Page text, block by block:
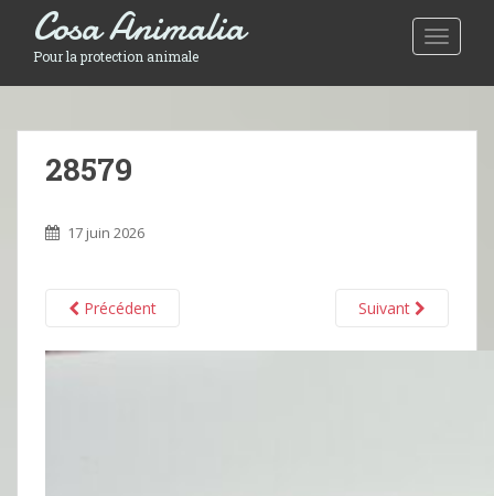
Toggle
Cosa Animalia
Pour la protection animale
28579
17 juin 2026
Précédent Suivant